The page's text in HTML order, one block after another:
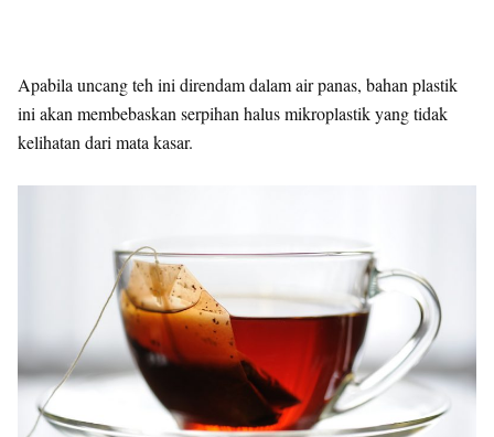
Apabila uncang teh ini direndam dalam air panas, bahan plastik
ini akan membebaskan serpihan halus mikroplastik yang tidak
kelihatan dari mata kasar.